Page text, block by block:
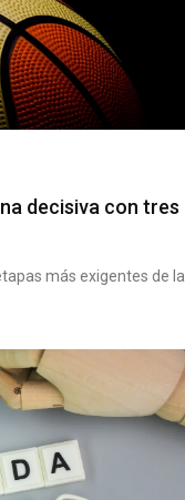
decisiva con tres
más exigentes de la